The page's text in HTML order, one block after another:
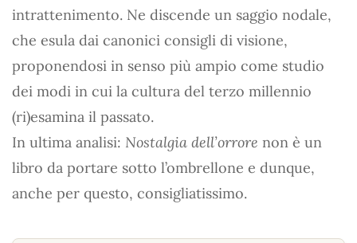
intrattenimento. Ne discende un saggio nodale,
che esula dai canonici consigli di visione,
proponendosi in senso più ampio come studio
dei modi in cui la cultura del terzo millennio
(ri)esamina il passato.
In ultima analisi: Nostalgia dell’orrore non è un
libro da portare sotto l’ombrellone e dunque,
anche per questo, consigliatissimo.